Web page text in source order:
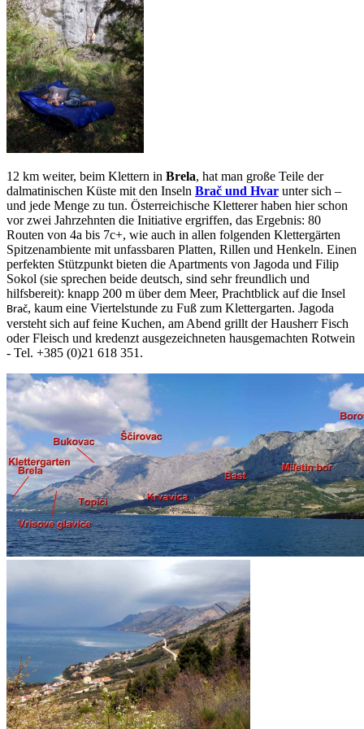
12 km weiter, beim Klettern in Brela, hat man große Teile der
dalmatinischen Küste mit den Inseln Brač und Hvar unter sich –
und jede Menge zu tun. Österreichische Kletterer haben hier schon
vor zwei Jahrzehnten die Initiative ergriffen, das Ergebnis: 80
Routen von 4a bis 7c+, wie auch in allen folgenden Klettergärten
Spitzenambiente mit unfassbaren Platten, Rillen und Henkeln. Einen
perfekten Stützpunkt bieten die Apartments von Jagoda und Filip
Sokol (sie sprechen beide deutsch, sind sehr freundlich und
hilfsbereit): knapp 200 m über dem Meer, Prachtblick auf die Insel
Brač, kaum eine Viertelstunde zu Fuß zum Klettergarten. Jagoda
versteht sich auf feine Kuchen, am Abend grillt der Hausherr Fisch
oder Fleisch und kredenzt ausgezeichneten hausgemachten Rotwein
- Tel. +385 (0)21 618 351.